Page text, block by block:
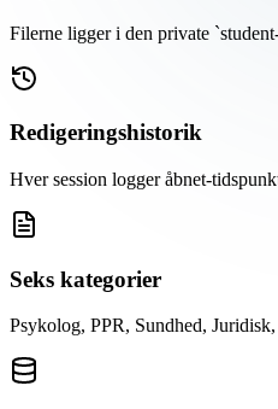
Filerne ligger i den private
Redigeringshistorik
Hver session logger åbnet-
Seks kategorier
Psykolog, PPR, Sundhed,